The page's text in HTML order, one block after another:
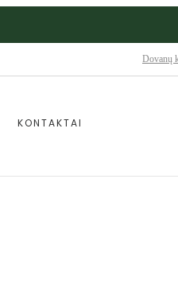
Dovanų
KONTAKTAI